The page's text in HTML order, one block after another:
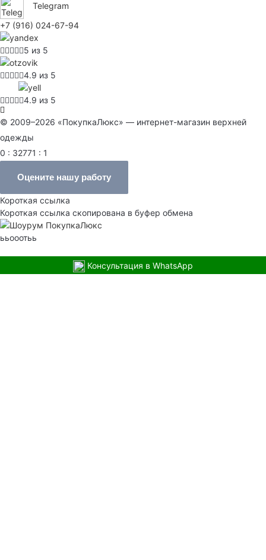
Telegram
+7 (916) 024-67-94
5 из 5
4.9 из 5
4.9 из 5
© 2009–2026 «ПокупкаЛюкс» — интернет-магазин верхней
одежды
0 : 32771 : 1
Оцените нашу работу
Короткая ссылка
Короткая ссылка скопирована в буфер обмена
ььооотьь
Консультация в WhatsApp